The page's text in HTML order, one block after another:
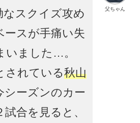
父ちゃん
なスクイズ攻め
ースが手痛い失
いました…。
されている秋山
シーズンのカー
合を見ると、